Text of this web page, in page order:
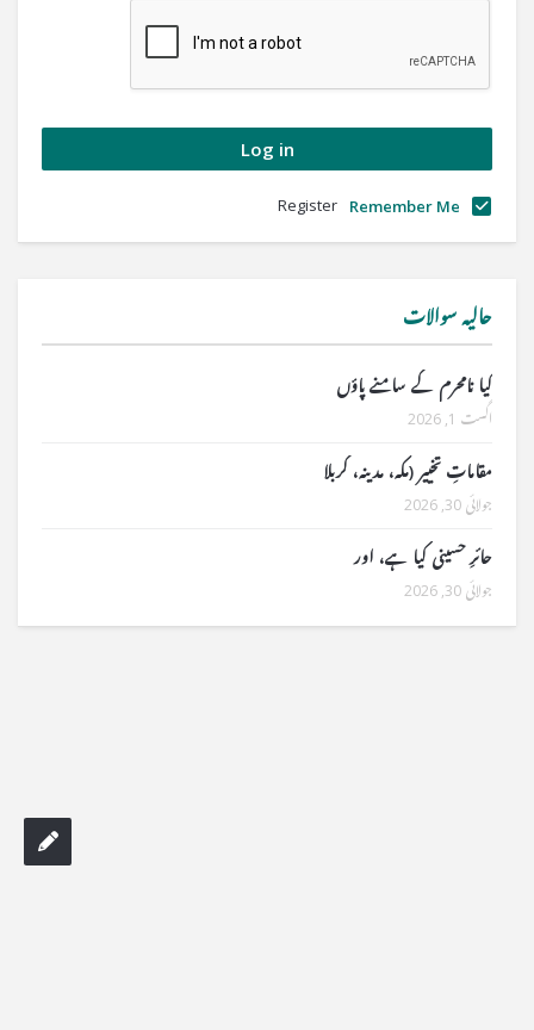
Remember Me
Register
حالیہ سوالات
کیا نامحرم کے سامنے پاؤں
اگست 1, 2026
مقاماتِ تخییر (مکہ، مدینہ، کربلا
جولائی 30, 2026
حائرِ حسینی کیا ہے، اور
جولائی 30, 2026